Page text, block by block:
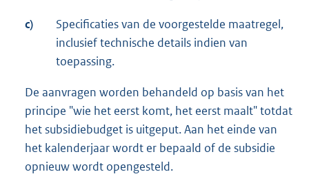
c)
Specificaties van de voorgestelde maatregel,
inclusief technische details indien van
toepassing.
De aanvragen worden behandeld op basis van het
principe "wie het eerst komt, het eerst maalt" totdat
het subsidiebudget is uitgeput. Aan het einde van
het kalenderjaar wordt er bepaald of de subsidie
opnieuw wordt opengesteld.